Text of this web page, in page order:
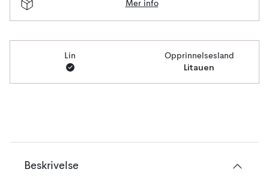
Mer info
Lin Opprinnelsesland
Litauen
Beskrivelse